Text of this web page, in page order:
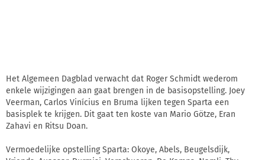
Het Algemeen Dagblad verwacht dat Roger Schmidt wederom
enkele wijzigingen aan gaat brengen in de basisopstelling. Joey
Veerman, Carlos Vinícius en Bruma lijken tegen Sparta een
basisplek te krijgen. Dit gaat ten koste van Mario Götze, Eran
Zahavi en Ritsu Doan.
Vermoedelijke opstelling Sparta: Okoye, Abels, Beugelsdijk,